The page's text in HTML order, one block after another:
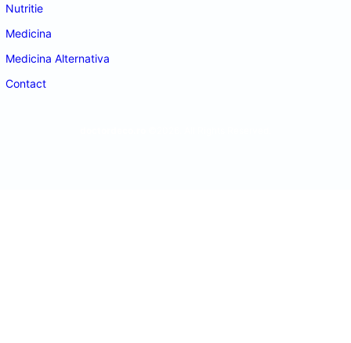
Nutritie
Medicina
Medicina Alternativa
Contact